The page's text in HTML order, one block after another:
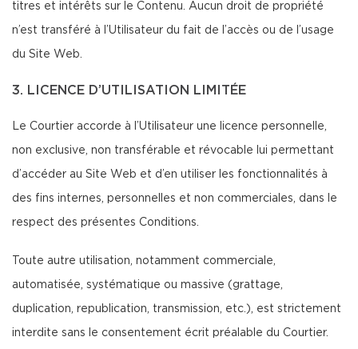
titres et intérêts sur le Contenu. Aucun droit de propriété
n’est transféré à l’Utilisateur du fait de l’accès ou de l’usage
du Site Web.
3. LICENCE D’UTILISATION LIMITÉE
Le Courtier accorde à l’Utilisateur une licence personnelle,
non exclusive, non transférable et révocable lui permettant
d’accéder au Site Web et d’en utiliser les fonctionnalités à
des fins internes, personnelles et non commerciales, dans le
respect des présentes Conditions.
Toute autre utilisation, notamment commerciale,
automatisée, systématique ou massive (grattage,
duplication, republication, transmission, etc.), est strictement
interdite sans le consentement écrit préalable du Courtier.